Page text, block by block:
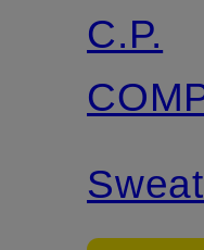
C.P.